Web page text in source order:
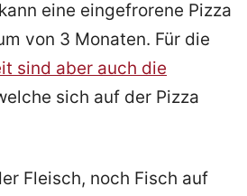
eine eingefrorene Pizza
von 3 Monaten. Für die
sind aber auch die
sich auf der Pizza
Fleisch, noch Fisch auf